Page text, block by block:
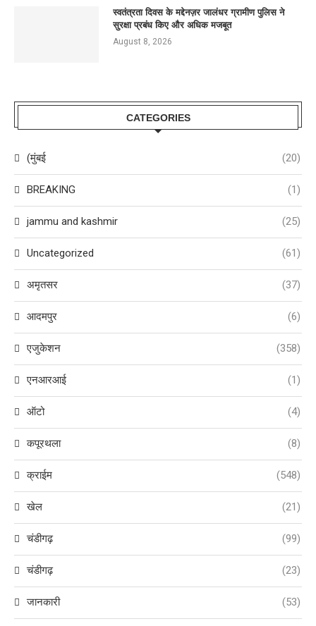
स्वतंत्रता दिवस के मद्देनज़र जालंधर ग्रामीण पुलिस ने
सुरक्षा प्रबंध किए और अधिक मजबूत
August 8, 2026
CATEGORIES
(मुंबई (20)
BREAKING (1)
jammu and kashmir (25)
Uncategorized (61)
अमृतसर (37)
आदमपुर (6)
एजुकेशन (358)
एनआरआई (1)
ऑटो (4)
कपूरथला (8)
क्राईम (548)
खेल (21)
चंडीगढ़ (99)
चंडीगढ़ (23)
जानकारी (53)